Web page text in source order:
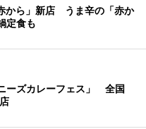
から」新店 うま辛の「赤か
定食も
ーズカレーフェス」 全国